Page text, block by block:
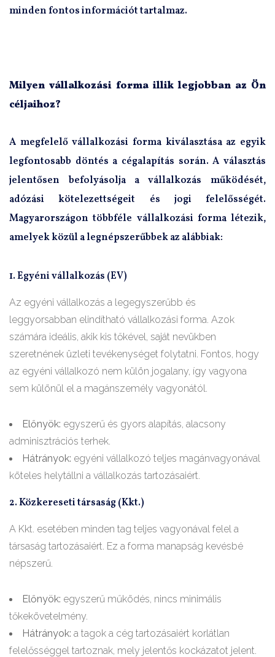
minden fontos információt tartalmaz.
Milyen vállalkozási forma illik legjobban az Ön
céljaihoz?
A megfelelő vállalkozási forma kiválasztása az egyik
legfontosabb döntés a cégalapítás során. A választás
jelentősen befolyásolja a vállalkozás működését,
adózási kötelezettségeit és jogi felelősségét.
Magyarországon többféle vállalkozási forma létezik,
amelyek közül a legnépszerűbbek az alábbiak:
1. Egyéni vállalkozás (EV)
Az egyéni vállalkozás a legegyszerűbb és
leggyorsabban elindítható vállalkozási forma. Azok
számára ideális, akik kis tőkével, saját nevükben
szeretnének üzleti tevékenységet folytatni. Fontos, hogy
az egyéni vállalkozó nem külön jogalany, így vagyona
sem különül el a magánszemély vagyonától.
Előnyök: egyszerű és gyors alapítás, alacsony
adminisztrációs terhek.
Hátrányok: egyéni vállalkozó teljes magánvagyonával
köteles helytállni a vállalkozás tartozásaiért.
2. Közkereseti társaság (Kkt.)
A Kkt. esetében minden tag teljes vagyonával felel a
társaság tartozásaiért. Ez a forma manapság kevésbé
népszerű.
Előnyök: egyszerű működés, nincs minimális
tőkekövetelmény.
Hátrányok: a tagok a cég tartozásaiért korlátlan
felelősséggel tartoznak, mely jelentős kockázatot jelent.